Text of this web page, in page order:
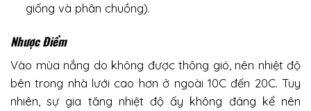
giống và phân chuồng).
Nhược Điểm
Vào mùa nắng do không được thông gió, nên nhiệt độ
bên trong nhà lưới cao hơn ở ngoài 10C đến 20C. Tuy
nhiên, sự gia tăng nhiệt độ ấy không đáng kể nên